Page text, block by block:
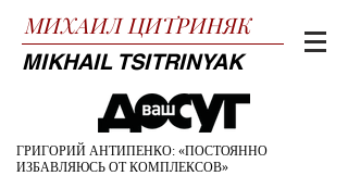
МИХАИЛ ЦИТРИНЯК
MIKHAIL TSITRINYAK
ГРИГОРИЙ АНТИПЕНКО: «ПОСТОЯННО
ИЗБАВЛЯЮСЬ ОТ КОМПЛЕКСОВ»